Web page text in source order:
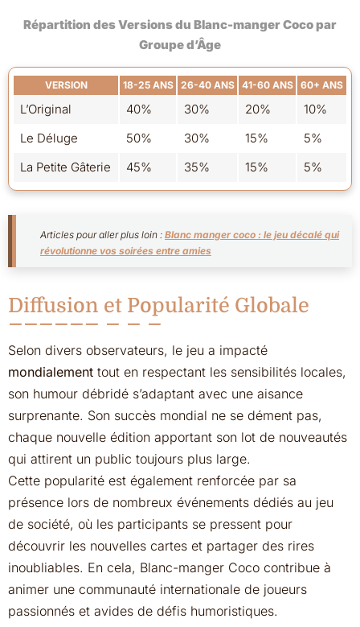
Répartition des Versions du Blanc-manger Coco par
Groupe d’Âge
VERSION 18-25 ANS 26-40 ANS 41-60 ANS 60+ ANS
L’Original 40% 30% 20%
10%
Le Déluge
50% 30% 15%
5%
La Petite Gâterie
45% 35% 15% 5%
Articles pour aller plus loin : Blanc manger coco : le jeu décalé qui
révolutionne vos soirées entre amies
Diffusion et Popularité Globale
Selon divers observateurs, le jeu a impacté
mondialement tout en respectant les sensibilités locales,
son humour débridé s’adaptant avec une aisance
surprenante. Son succès mondial ne se dément pas,
chaque nouvelle édition apportant son lot de nouveautés
qui attirent un public toujours plus large.
Cette popularité est également renforcée par sa
présence lors de nombreux événements dédiés au jeu
de société, où les participants se pressent pour
découvrir les nouvelles cartes et partager des rires
inoubliables. En cela, Blanc-manger Coco contribue à
animer une communauté internationale de joueurs
passionnés et avides de défis humoristiques.